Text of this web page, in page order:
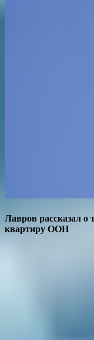
Лавров рассказал о
квартиру ООН